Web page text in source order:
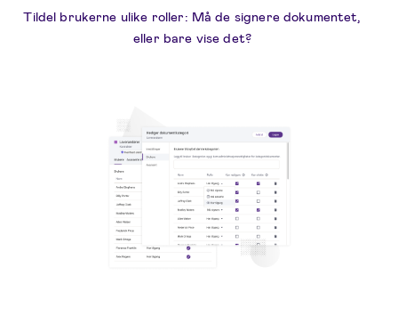
Tildel brukerne ulike roller: Må de signere dokumentet,
eller bare vise det?